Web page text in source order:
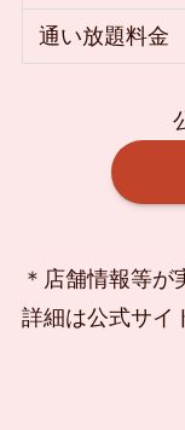
通い放題料金
＊店舗情報等が
詳細は公式サイ